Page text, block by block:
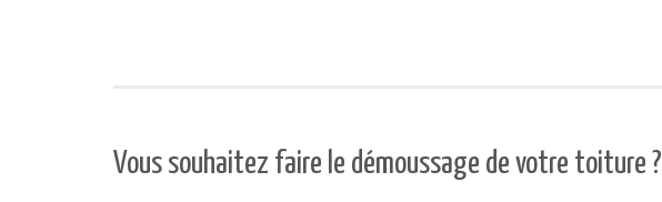
Vous souhaitez faire le démoussage de votre toiture ?